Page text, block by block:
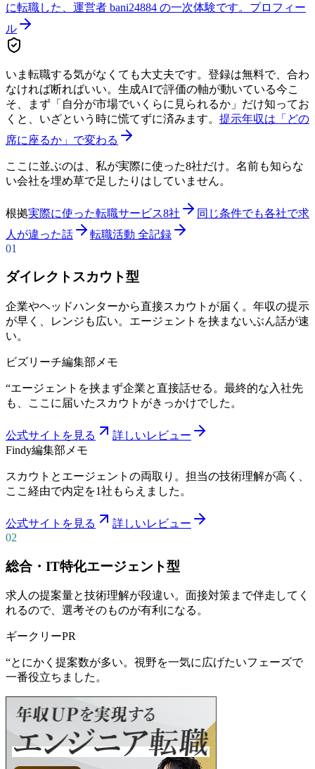
に転職した、運営者 bani24884 の一次体験です。 プロフィー
ル
いま転職する気がなくても大丈夫です。登録は無料で、合わ
なければ断ればいい。生成AIで評価の軸が動いている今こ
そ、まず「自分が市場でいくらに見られるか」だけ知ってお
くと、いざという時に慌てずに済みます。 提示年収は「どの
席に座るか」で変わる
ここに並ぶのは、私が実際に使った8社だけ。名前も知らな
い会社を埋め草で足したりはしていません。
根拠実際に使った転職サービス8社
同じ条件でも各社で求
人が違った話
転職活動 全記録
01
ダイレクトスカウト型
企業やヘッドハンターから直接スカウトが届く。年収の提示
が早く、レンジも広い。エージェントを挟まないぶん話が速
い。
ビズリーチ編集部メモ
“エージェントを挟まず企業と直接話せる。最終的な入社先
も、ここに届いたスカウトがきっかけでした。
公式サイトを見る
詳しいレビュー
Findy編集部メモ
スカウトとエージェントの両取り。担当の技術理解が高く、
ここ経由で内定を1社もらえました。
公式サイトを見る
詳しいレビュー
02
総合・IT特化エージェント型
求人の提案量と技術理解が段違い。面接対策まで伴走してく
れるので、選考そのものが有利になる。
ギークリーPR
“とにかく提案数が多い。視野を一気に広げたいフェーズで
一番役立ちました。